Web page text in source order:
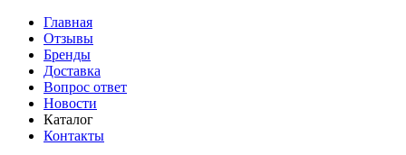
Главная
Отзывы
Бренды
Доставка
Вопрос ответ
Новости
Каталог
Контакты